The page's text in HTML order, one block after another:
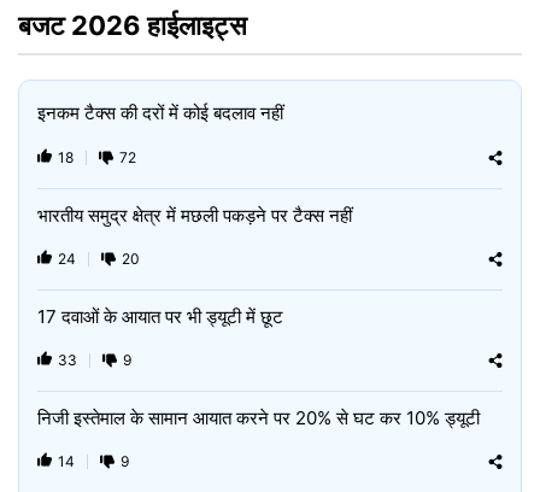
बजट 2026 हाईलाइट्स
इनकम टैक्‍स की दरों में कोई बदलाव नहीं
18 72
भारतीय समुद्र क्षेत्र में मछली पकड़ने पर टैक्स नहीं
24 20
17 दवाओं के आयात पर भी ड्यूटी में छूट
33 9
निजी इस्तेमाल के सामान आयात करने पर 20% से घट कर 10% ड्यूटी
14 9